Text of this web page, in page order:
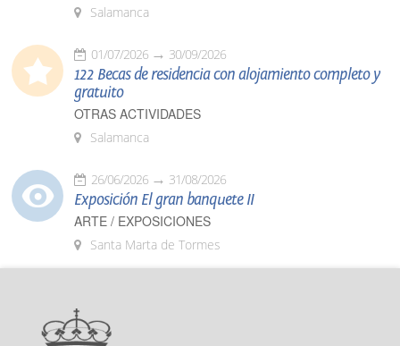
Salamanca
01/07/2026 30/09/2026
122 Becas de residencia con alojamiento completo y
gratuito
OTRAS ACTIVIDADES
Salamanca
26/06/2026 31/08/2026
Exposición El gran banquete II
ARTE / EXPOSICIONES
Santa Marta de Tormes